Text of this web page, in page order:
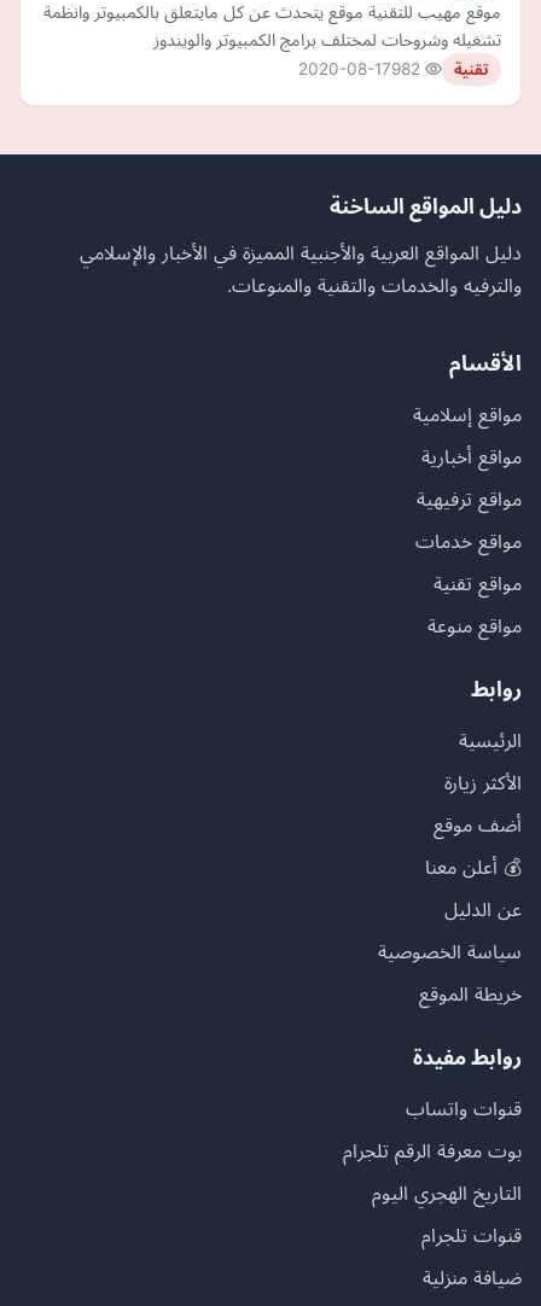
موقع مهيب للتقنية موقع يتحدث عن كل مايتعلق بالكمبيوتر وانظمة
تشغيله وشروحات لمختلف برامج الكمبيوتر والويندوز
تقنية 2020-08-17
دليل المواقع الساخنة
دليل المواقع العربية والأجنبية المميزة في الأخبار والإسلامي
والترفيه والخدمات والتقنية والمنوعات.
الأقسام
مواقع إسلامية
مواقع أخبارية
مواقع ترفيهية
مواقع خدمات
مواقع تقنية
مواقع منوعة
روابط
الرئيسية
الأكثر زيارة
أضف موقع
💰 أعلن معنا
عن الدليل
سياسة الخصوصية
خريطة الموقع
روابط مفيدة
قنوات واتساب
بوت معرفة الرقم تلجرام
التاريخ الهجري اليوم
قنوات تلجرام
ضيافة منزلية